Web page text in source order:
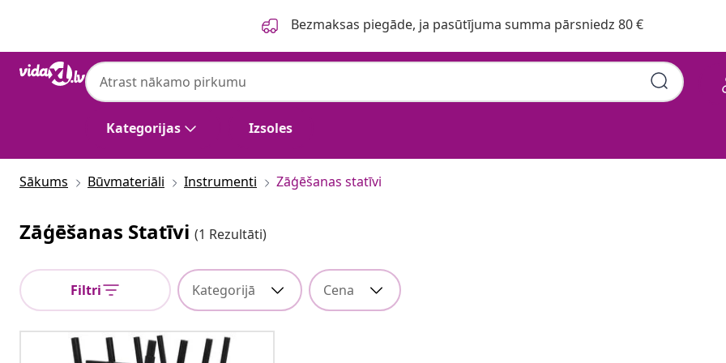
Bezmaksas piegāde, ja pasūtījuma summa pārsniedz 80 €
Kategorijas Izsoles
Sākums Būvmateriāli Instrumenti Zāģēšanas statīvi
Zāģēšanas Statīvi (1 Rezultāti)
Filtri Kategorijā Cena